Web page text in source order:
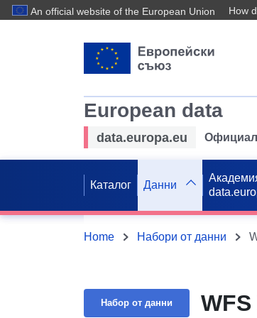
An official website of the European Union How
European data
data.europa.eu
Каталог Данни
Home Набори от данни
Набор от данни